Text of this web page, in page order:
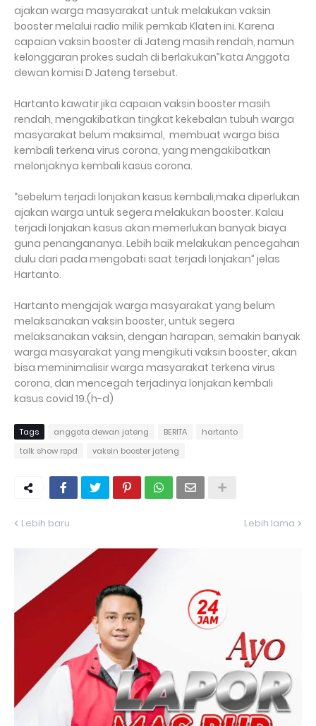
ajakan warga masyarakat untuk melakukan vaksin
booster melalui radio milik pemkab Klaten ini. Karena
capaian vaksin booster di Jateng masih rendah, namun
kelonggaran prokes sudah di berlakukan”kata Anggota
dewan komisi D Jateng tersebut.
Hartanto kawatir jika capaian vaksin booster masih
rendah, mengakibatkan tingkat kekebalan tubuh warga
masyarakat belum maksimal, membuat warga bisa
kembali terkena virus corona, yang mengakibatkan
melonjaknya kembali kasus corona.
“sebelum terjadi lonjakan kasus kembali,maka diperlukan
ajakan warga untuk segera melakukan booster. Kalau
terjadi lonjakan kasus akan memerlukan banyak biaya
guna penangananya. Lebih baik melakukan pencegahan
dulu dari pada mengobati saat terjadi lonjakan” jelas
Hartanto.
Hartanto mengajak warga masyarakat yang belum
melaksanakan vaksin booster, untuk segera
melaksanakan vaksin, dengan harapan, semakin banyak
warga masyarakat yang mengikuti vaksin booster, akan
bisa meminimalisir warga masyarakat terkena virus
corona, dan mencegah terjadinya lonjakan kembali
kasus covid 19.(h-d)
Tags anggota dewan jateng BERITA
hartanto
talk show rspd
vaksin booster jateng
Lebih baru Lebih lama